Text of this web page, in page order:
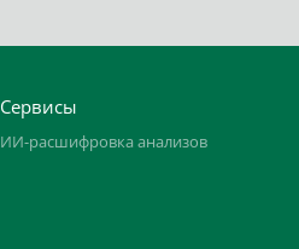
Сервисы
ИИ-расшифровка анализов